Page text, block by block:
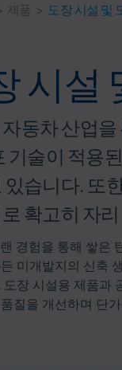
제품 > 도장 시설 및
시설
자동차 산업
기술이 적용
있습니다. 또
확고히 자
경험을 통해 쌓은
미개발지의 신축
도장 시설용 제품과
질을 개선하며 단